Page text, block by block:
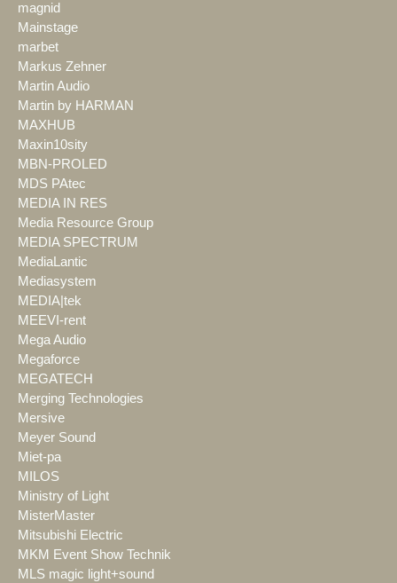
magnid
Mainstage
marbet
Markus Zehner
Martin Audio
Martin by HARMAN
MAXHUB
Maxin10sity
MBN-PROLED
MDS PAtec
MEDIA IN RES
Media Resource Group
MEDIA SPECTRUM
MediaLantic
Mediasystem
MEDIA|tek
MEEVI-rent
Mega Audio
Megaforce
MEGATECH
Merging Technologies
Mersive
Meyer Sound
Miet-pa
MILOS
Ministry of Light
MisterMaster
Mitsubishi Electric
MKM Event Show Technik
MLS magic light+sound